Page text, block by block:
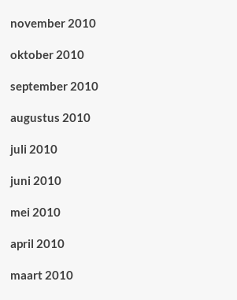
november 2010
oktober 2010
september 2010
augustus 2010
juli 2010
juni 2010
mei 2010
april 2010
maart 2010